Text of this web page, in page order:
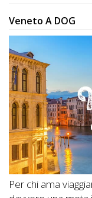
Veneto A DOG
Per chi ama